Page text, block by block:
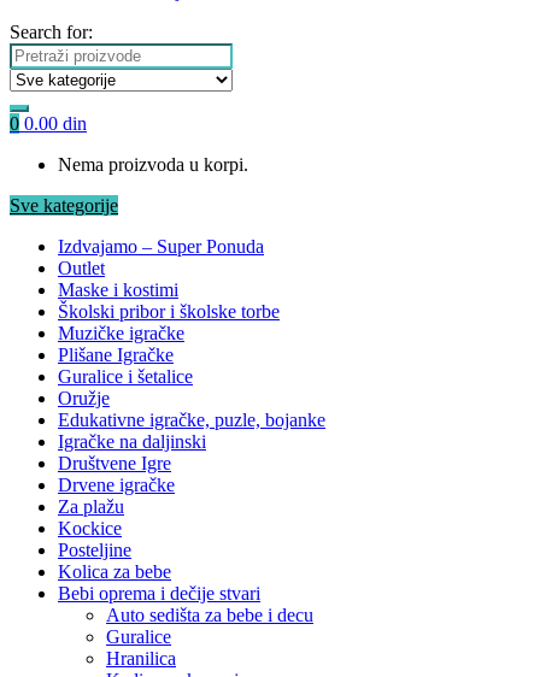
Search for:
0 0.00 din
Nema proizvoda u korpi.
Sve kategorije
Izdvajamo – Super Ponuda
Outlet
Maske i kostimi
Školski pribor i školske torbe
Muzičke igračke
Plišane Igračke
Guralice i šetalice
Oružje
Edukativne igračke, puzle, bojanke
Igračke na daljinski
Društvene Igre
Drvene igračke
Za plažu
Kockice
Posteljine
Kolica za bebe
Bebi oprema i dečije stvari
Auto sedišta za bebe i decu
Guralice
Hranilica